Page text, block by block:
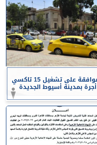
الموافقة على تشغيل 15 تاكسي
أجرة بمدينة أسيوط الجديدة